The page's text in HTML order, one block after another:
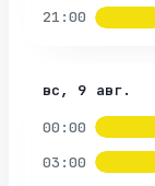
21:00
вс, 9 авг.
00:00
03:00